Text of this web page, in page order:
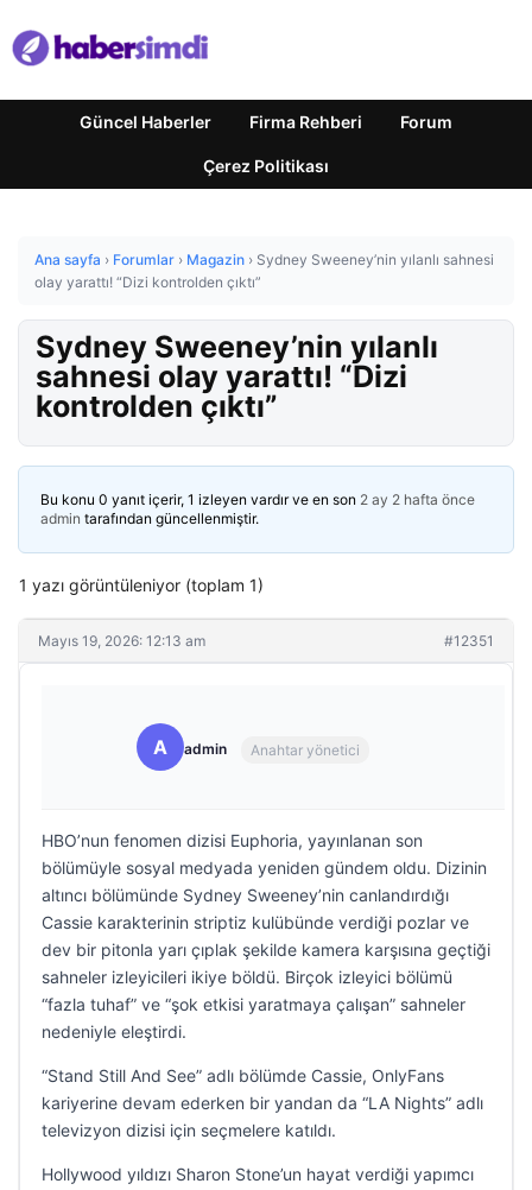
Güncel Haberler Firma Rehberi Forum
Çerez Politikası
Ana sayfa › Forumlar › Magazin › Sydney Sweeney’nin yılanlı sahnesi
olay yarattı! “Dizi kontrolden çıktı”
Sydney Sweeney’nin yılanlı
sahnesi olay yarattı! “Dizi
kontrolden çıktı”
Bu konu 0 yanıt içerir, 1 izleyen vardır ve en son 2 ay 2 hafta önce
admin tarafından güncellenmiştir.
1 yazı görüntüleniyor (toplam 1)
Mayıs 19, 2026: 12:13 am #12351
A admin Anahtar yönetici
HBO’nun fenomen dizisi Euphoria, yayınlanan son
bölümüyle sosyal medyada yeniden gündem oldu. Dizinin
altıncı bölümünde Sydney Sweeney’nin canlandırdığı
Cassie karakterinin striptiz kulübünde verdiği pozlar ve
dev bir pitonla yarı çıplak şekilde kamera karşısına geçtiği
sahneler izleyicileri ikiye böldü. Birçok izleyici bölümü
“fazla tuhaf” ve “şok etkisi yaratmaya çalışan” sahneler
nedeniyle eleştirdi.
“Stand Still And See” adlı bölümde Cassie, OnlyFans
kariyerine devam ederken bir yandan da “LA Nights” adlı
televizyon dizisi için seçmelere katıldı.
Hollywood yıldızı Sharon Stone’un hayat verdiği yapımcı